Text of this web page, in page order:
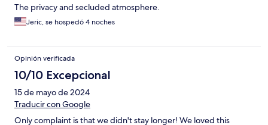
The privacy and secluded atmosphere.
Jeric, se hospedó 4 noches
Opinión verificada
10/10 Excepcional
15 de mayo de 2024
Traducir con Google
Only complaint is that we didn't stay longer! We loved this